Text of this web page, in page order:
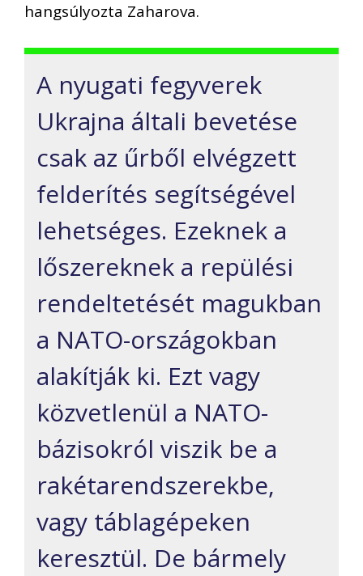
hangsúlyozta Zaharova.
A nyugati fegyverek
Ukrajna általi bevetése
csak az űrből elvégzett
felderítés segítségével
lehetséges. Ezeknek a
lőszereknek a repülési
rendeltetését magukban
a NATO-országokban
alakítják ki. Ezt vagy
közvetlenül a NATO-
bázisokról viszik be a
rakétarendszerekbe,
vagy táblagépeken
keresztül. De bármely